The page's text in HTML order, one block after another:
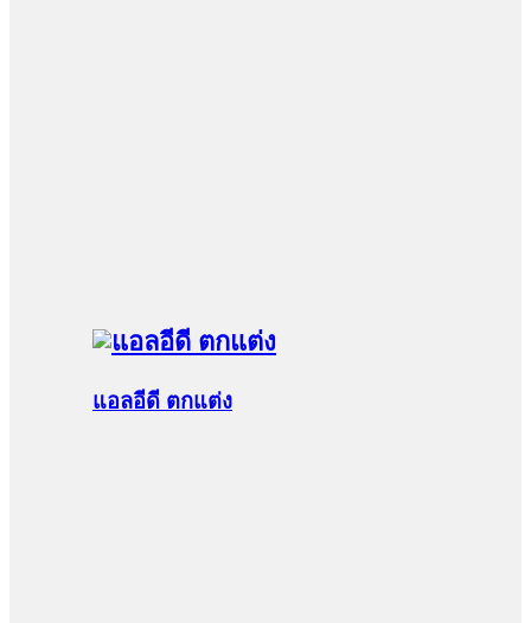
แอลอีดี ตกแต่ง